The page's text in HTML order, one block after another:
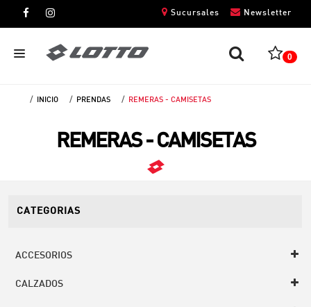
Newsletter
Sucursales
0
INICIO PRENDAS REMERAS - CAMISETAS
REMERAS - CAMISETAS
CATEGORIAS
ACCESORIOS
CALZADOS